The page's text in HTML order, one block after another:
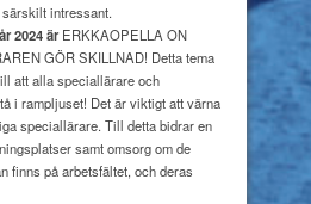
intressant.
2024 ärERKKAOPELLA ON
GÖR SKILLNAD! Detta tema
att alla speciallärare och
i rampljuset! Det är viktigt att värna
speciallärare. Till detta bidrar en
samt omsorg om de
finns på arbetsfältet, och deras